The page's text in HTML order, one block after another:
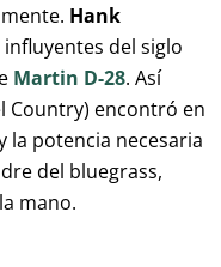
Hank
del siglo
Martin D-28. Así
Country) encontró en
la potencia necesaria
del bluegrass,
mano.